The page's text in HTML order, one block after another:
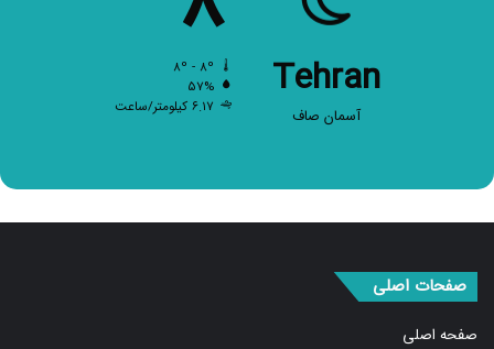
Tehran
آسمان صاف
۵۷%
۶.۱۷ کیلومتر/ساعت
صفحات اصلی
صفحه اصلی